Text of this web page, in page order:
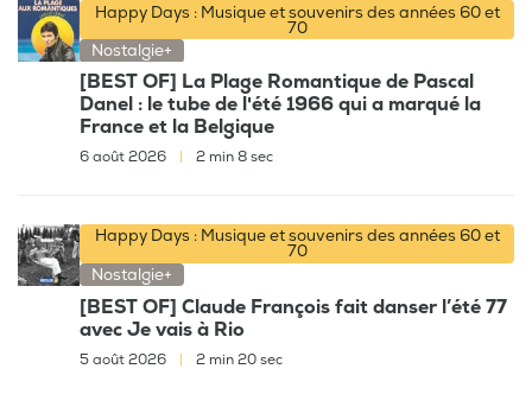
Happy Days : Musique et souvenirs des années 60 et
70
Nostalgie+
[BEST OF] La Plage Romantique de Pascal
Danel : le tube de l'été 1966 qui a marqué la
France et la Belgique
6 août 2026 2 min 8 sec
Happy Days : Musique et souvenirs des années 60 et
70
Nostalgie+
[BEST OF] Claude François fait danser l’été 77
avec Je vais à Rio
5 août 2026 2 min 20 sec